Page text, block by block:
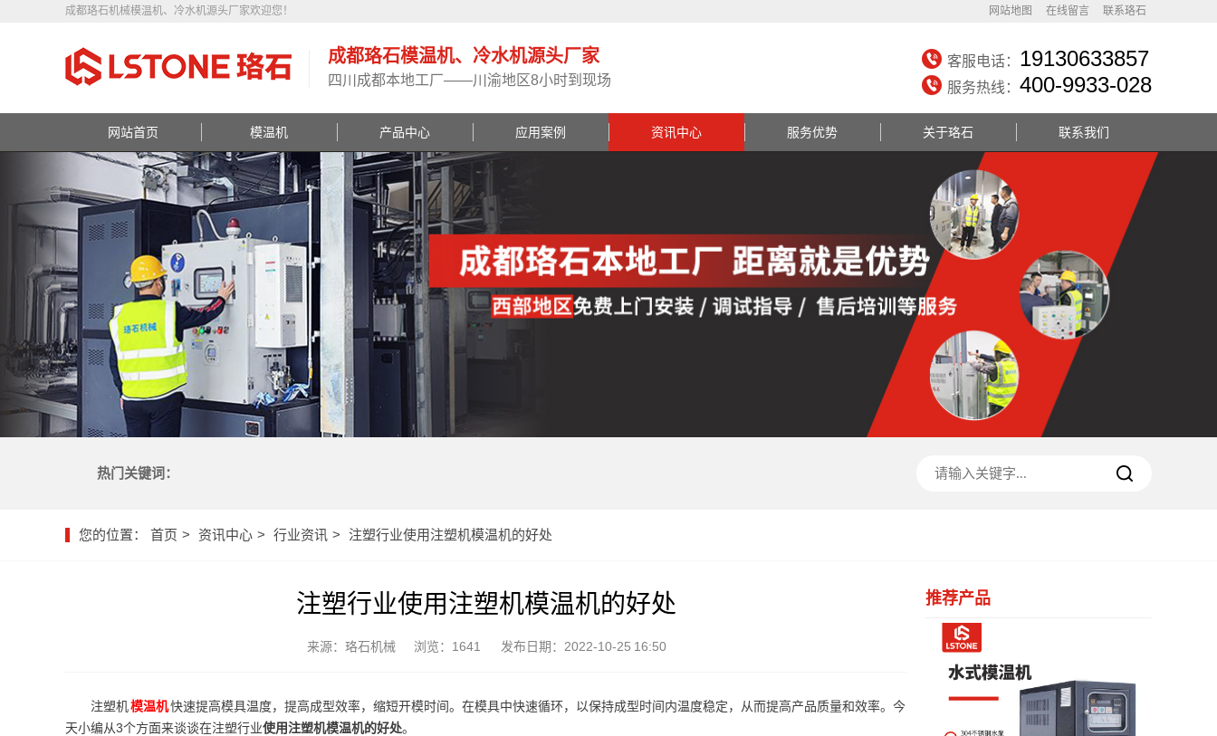
网站地图 在线留言 联系珞石
成都珞石机械模温机、冷水机源头厂家欢迎您！
客服电话： 19130633857
服务热线： 400-9933-028
成都珞石模温机、冷水机源头厂家
四川成都本地工厂——川渝地区8小时到现场
网站首页 模温机 产品中心 应用案例 资讯中心 服务优势 关于珞石 联系我们
热门关键词：
您的位置： 首页 资讯中心 行业资讯 注塑行业使用注塑机模温机的好处
注塑行业使用注塑机模温机的好处
来源：珞石机械 浏览：1641 发布日期：2022-10-25 16:50
注塑机模温机快速提高模具温度，提高成型效率，缩短开模时间。在模具中快速循环，以保持成型时间内温度稳定，从而提高产品质量和效率。今
天小编从3个方面来谈谈在注塑行业使用注塑机模温机的好处。
推荐产品